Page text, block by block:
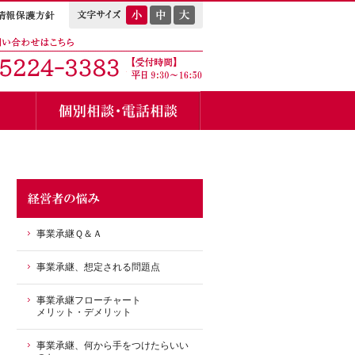
事業承継Ｑ＆Ａ
事業承継、想定される問題点
事業承継フローチャート
メリット・デメリット
事業承継、何から手をつけたらいい